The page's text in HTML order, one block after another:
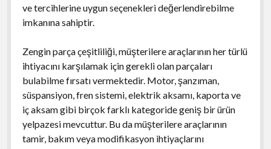
ve tercihlerine uygun seçenekleri değerlendirebilme
imkanına sahiptir.
Zengin parça çeşitliliği, müşterilere araçlarının her türlü
ihtiyacını karşılamak için gerekli olan parçaları
bulabilme fırsatı vermektedir. Motor, şanzıman,
süspansiyon, fren sistemi, elektrik aksamı, kaporta ve
iç aksam gibi birçok farklı kategoride geniş bir ürün
yelpazesi mevcuttur. Bu da müşterilere araçlarının
tamir, bakım veya modifikasyon ihtiyaçlarını